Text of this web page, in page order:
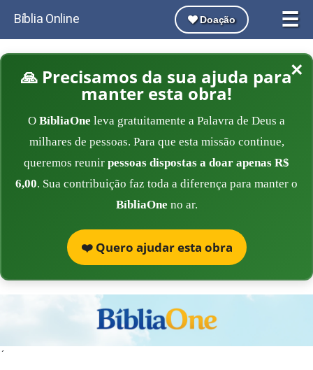
☰
Bíblia Online Doação
×
🙏 Precisamos da sua ajuda para
manter esta obra!
O BíbliaOne leva gratuitamente a Palavra de Deus a
milhares de pessoas. Para que esta missão continue,
queremos reunir pessoas dispostas a doar apenas R$
6,00. Sua contribuição faz toda a diferença para manter o
BíbliaOne no ar.
❤️ Quero ajudar esta obra
´